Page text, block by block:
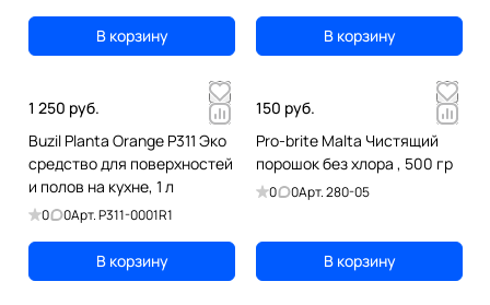
В корзину В корзину
1 250 руб.
Buzil Planta Orange P311 Эко
средство для поверхностей
и полов на кухне, 1 л
0 0Арт.P311-0001R1
В корзину
150 руб.
Pro-brite Malta Чистящий
порошок без хлора , 500 гр
0 0Арт.280-05
В корзину